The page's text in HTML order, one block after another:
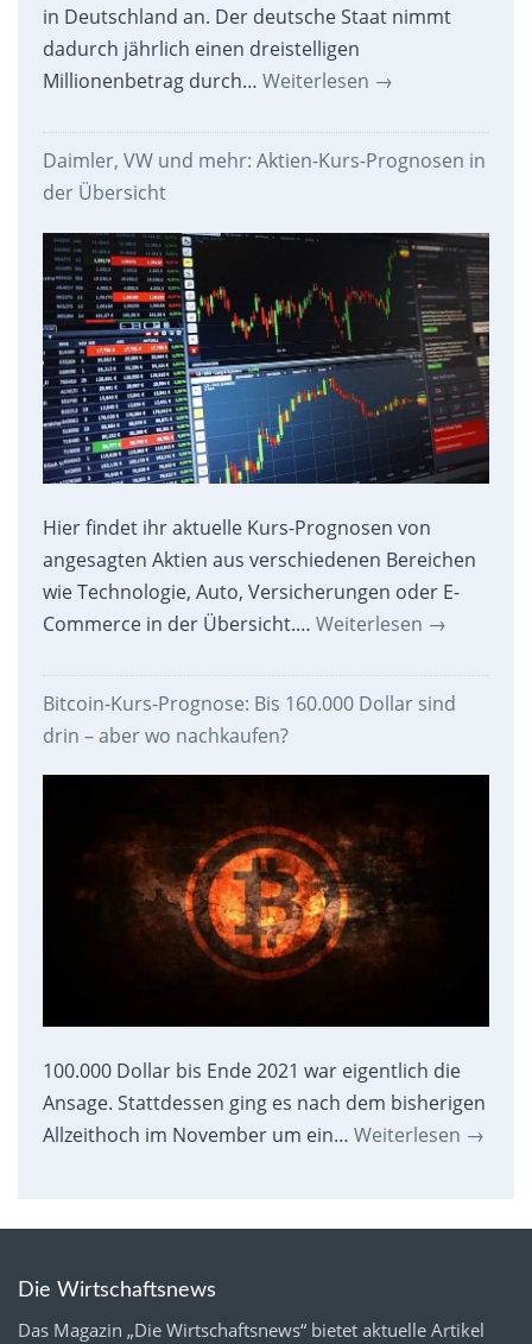
in Deutschland an. Der deutsche Staat nimmt
dadurch jährlich einen dreistelligen
Millionenbetrag durch… Weiterlesen →
Daimler, VW und mehr: Aktien-Kurs-Prognosen in
der Übersicht
Hier findet ihr aktuelle Kurs-Prognosen von
angesagten Aktien aus verschiedenen Bereichen
wie Technologie, Auto, Versicherungen oder E-
Commerce in der Übersicht.… Weiterlesen →
Bitcoin-Kurs-Prognose: Bis 160.000 Dollar sind
drin – aber wo nachkaufen?
100.000 Dollar bis Ende 2021 war eigentlich die
Ansage. Stattdessen ging es nach dem bisherigen
Allzeithoch im November um ein… Weiterlesen →
Die Wirtschaftsnews
Das Magazin „Die Wirtschaftsnews“ bietet aktuelle Artikel